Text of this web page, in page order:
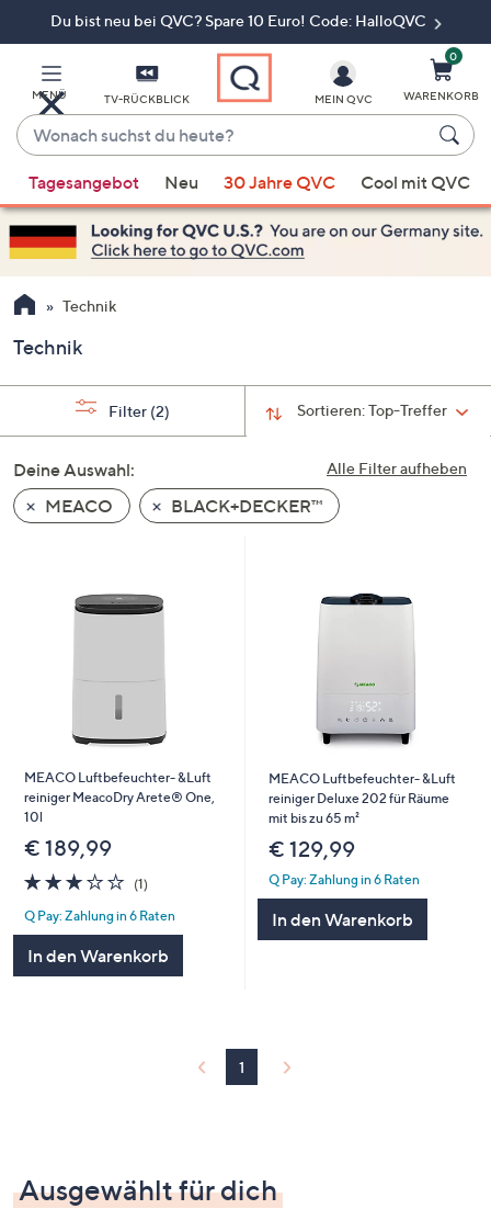
Du bist neu bei QVC? Spare 10 Euro! Code: HalloQVC
MENÜ TV-RÜCKBLICK
Wonach
suchst
du
heute?
Vorschläge
verfügbar
sind,
verwenden
Sie
Pfeiltasten
nach
und
nach
unten
oder
um
diese
anzuzeigen.
MEIN QVC
0
WARENKORB
Tagesangebot Neu 30 Jahre QVC Cool mit QVC
Technik
Technik
Sortieren:Top-Treffer
Filter (2)
Alle Filter aufheben
Deine Auswahl:
MEACO
BLACK+DECKER™
MEACO Luftbefeuchter- &Luft
reiniger MeacoDry Arete® One,
10l
€ 189,99
3.0
von
5
(1)1
Q Pay: Zahlung in 6 Raten
In den Warenkorb
MEACO Luftbefeuchter- &Luft
reiniger Deluxe 202 für Räume
mit bis zu 65 m²
€ 129,99
Q Pay: Zahlung in 6 Raten
In den Warenkorb
1
Ausgewählt für dich